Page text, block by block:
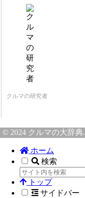
クルマの研究者
© 2024 クルマの大辞典.
ホーム
検索
トップ
サイドバー